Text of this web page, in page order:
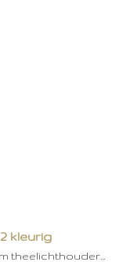
kleurig
theelichthouder…